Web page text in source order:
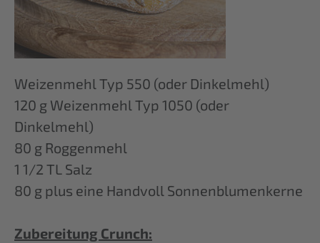
Weizenmehl Typ 550 (oder Dinkelmehl)
120 g Weizenmehl Typ 1050 (oder
Dinkelmehl)
80 g Roggenmehl
1 1/2 TL Salz
80 g plus eine Handvoll Sonnenblumenkerne
Zubereitung Crunch: